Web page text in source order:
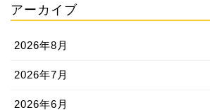
アーカイブ
2026年8月
2026年7月
2026年6月